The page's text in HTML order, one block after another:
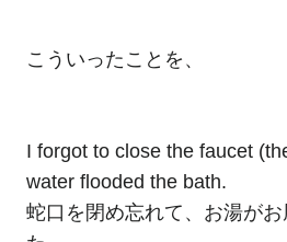
こういったことを、
I forgot to close the faucet
water flooded the bath.
蛇口を閉め忘れて、お湯が